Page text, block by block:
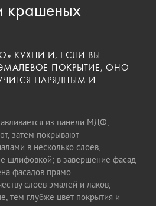
крашеных
КУХНИ И, ЕСЛИ ВЫ
ПОКРЫТИЕ, ОНО
НАРЯДНЫМ И
из панели МДФ,
затем покрывают
в несколько слоев,
шлифовкой; в завершение фасад
фасадов прямо
слоев эмалей и лаков,
тем глубже цвет покрытия и